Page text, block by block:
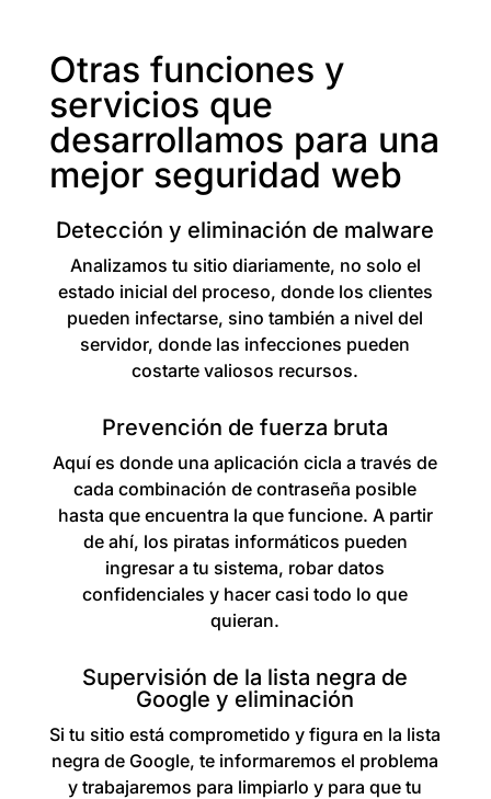
Otras funciones y
servicios que
desarrollamos para una
mejor seguridad web
Detección y eliminación de malware
Analizamos tu sitio diariamente, no solo el
estado inicial del proceso, donde los clientes
pueden infectarse, sino también a nivel del
servidor, donde las infecciones pueden
costarte valiosos recursos.
Prevención de fuerza bruta
Aquí es donde una aplicación cicla a través de
cada combinación de contraseña posible
hasta que encuentra la que funcione. A partir
de ahí, los piratas informáticos pueden
ingresar a tu sistema, robar datos
confidenciales y hacer casi todo lo que
quieran.
Supervisión de la lista negra de
Google y eliminación
Si tu sitio está comprometido y figura en la lista
negra de Google, te informaremos el problema
y trabajaremos para limpiarlo y para que tu